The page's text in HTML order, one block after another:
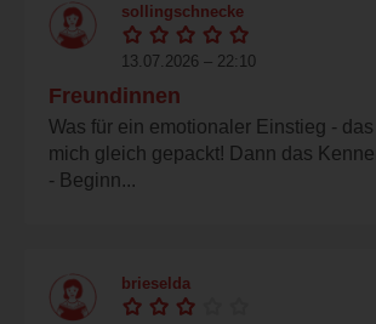
sollingschnecke
13.07.2026 – 22:10
Freundinnen
Was für ein emotionaler Einstieg -
mich gleich gepackt! Dann das
- Beginn...
brieselda